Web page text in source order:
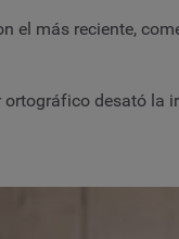
el más reciente,
desató